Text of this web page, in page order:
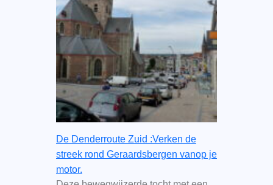
De Denderroute Zuid :Verken de
streek rond Geraardsbergen vanop je
motor.